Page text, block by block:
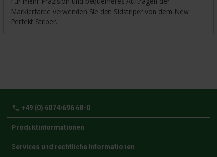
Markierfarbe verwenden Sie den Sidstriper von dem New
Perfekt Striper.
phone +49 (0) 6074/696 68-0
Produktinformationen
Services und rechtliche Informationen